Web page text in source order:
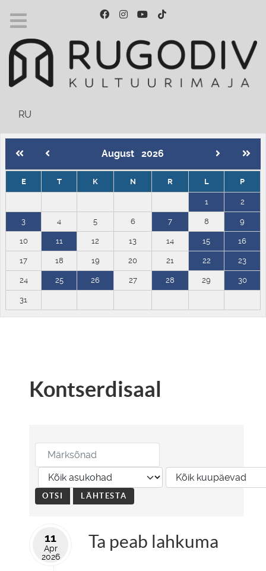
Vali keel
RU
August 2026
E T K N R L P
1 2
3 4 5 6 7 8 9
10 11 12 13 14 15 16
17 18 19 20 21 22 23
24 25 26 27 28 29 30
31
Kontserdisaal
11
Apr
2026
Ta peab lahkuma